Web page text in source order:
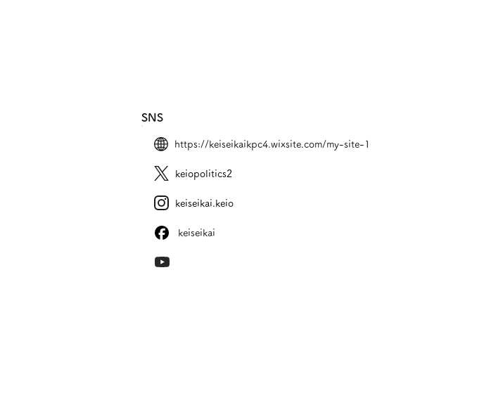
SNS
https://keiseikaikpc4.wixsite.com/my-site-1
keiopolitics2
keiseikai.keio
keiseikai